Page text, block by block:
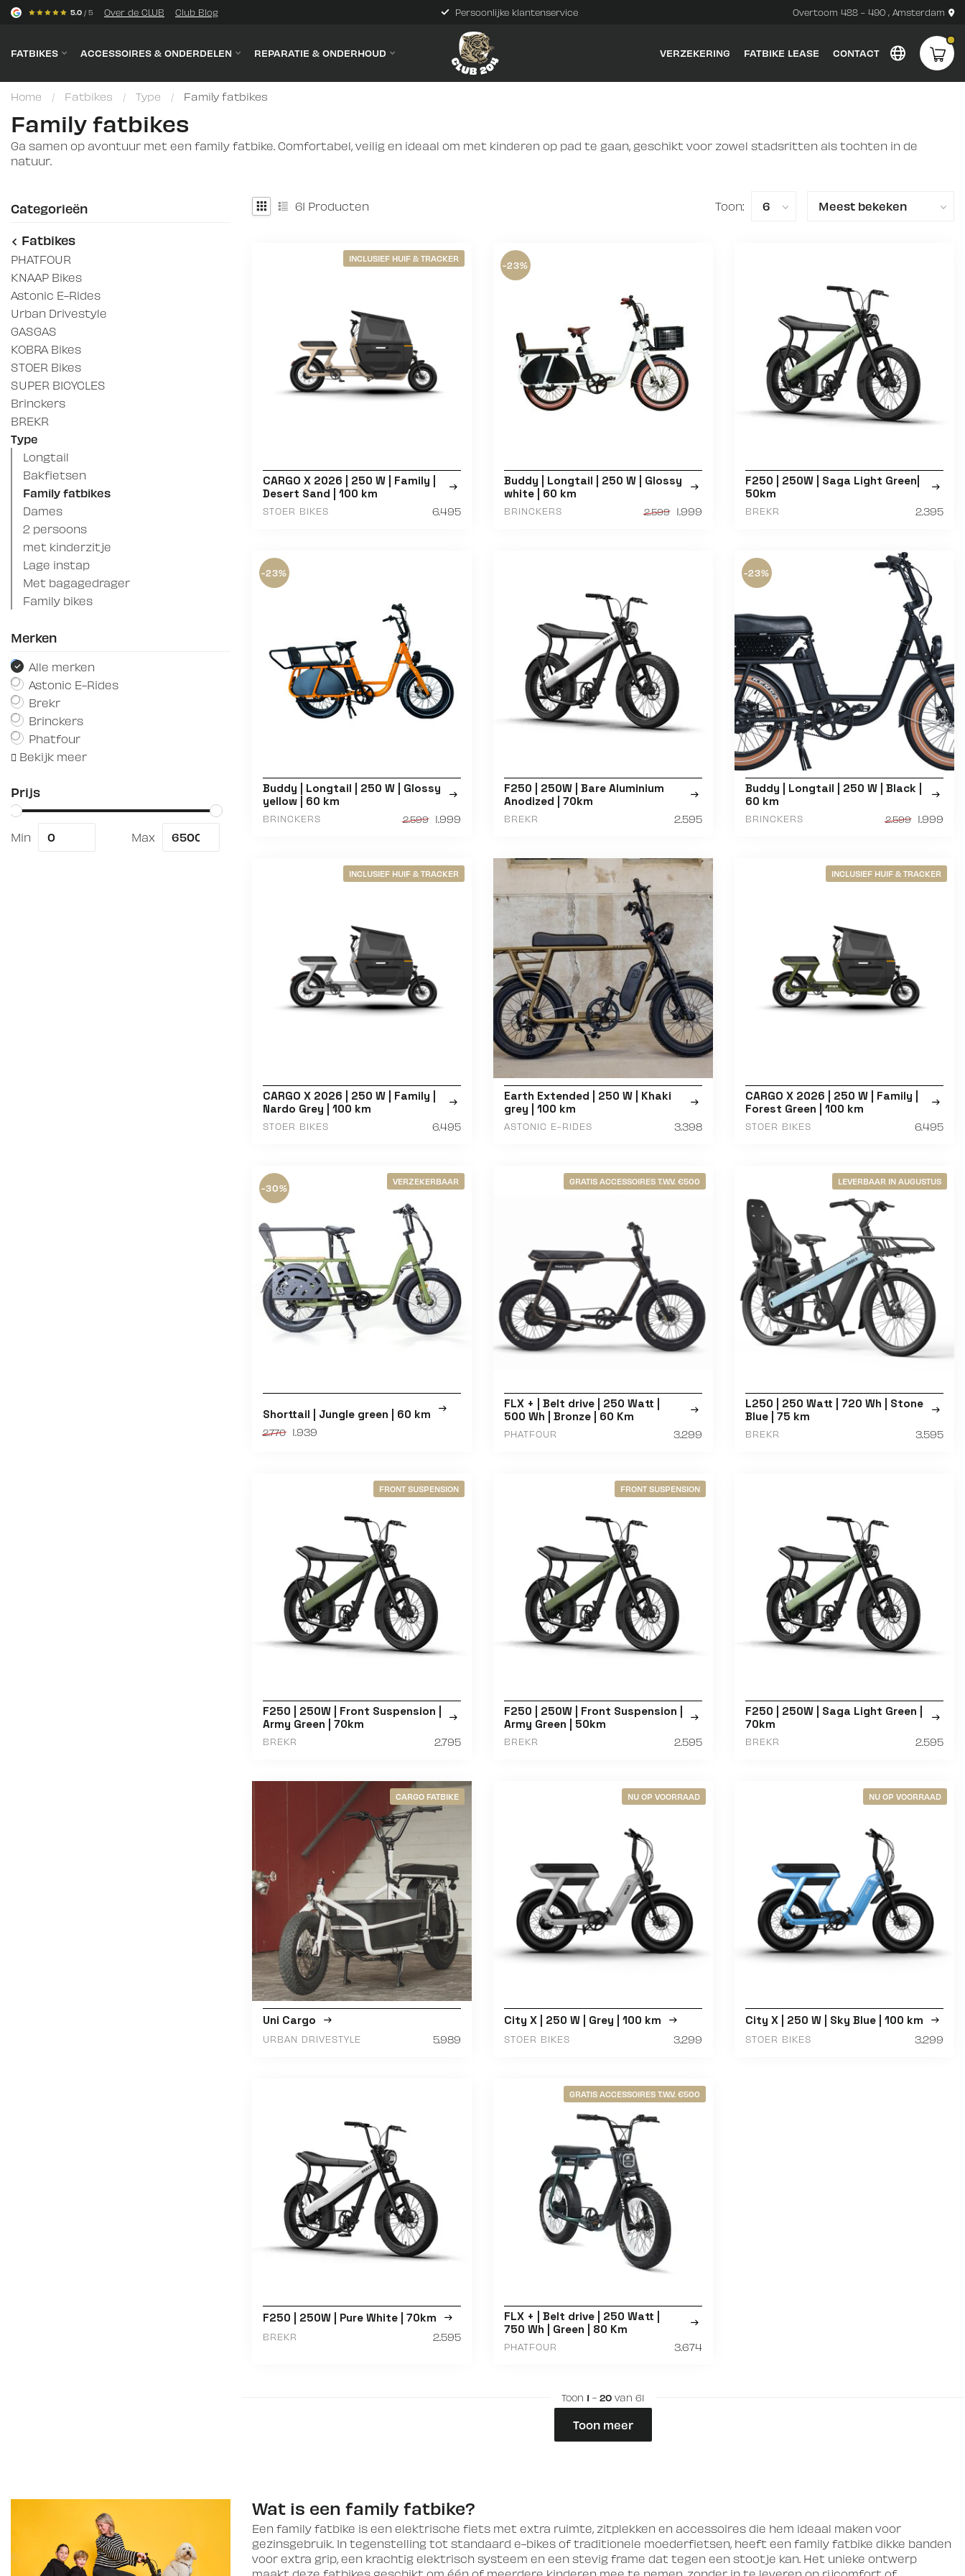
5.0 / 5 Over de CLUB Club Blog Persoonlijke klantenservice Overtoom 488 - 490 , Amsterdam
FATBIKES ACCESSOIRES & ONDERDELEN REPARATIE & ONDERHOUD VERZEKERING FATBIKE LEASE CONTACT
Home / Fatbikes / Type / Family fatbikes
Family fatbikes
Ga samen op avontuur met een family fatbike. Comfortabel, veilig en ideaal om met kinderen op pad te gaan, geschikt voor zowel stadsritten als tochten in de
natuur.
Categorieën
Fatbikes
PHATFOUR
KNAAP Bikes
Astonic E-Rides
Urban Drivestyle
GASGAS
KOBRA Bikes
STOER Bikes
SUPER BICYCLES
Brinckers
BREKR
Type
Longtail
Bakfietsen
Family fatbikes
Dames
2 persoons
met kinderzitje
Lage instap
Met bagagedrager
Family bikes
Merken
Alle merken
Astonic E-Rides
Brekr
Brinckers
Phatfour
Bekijk meer
Prijs
Min Max
61 Producten Toon:
INCLUSIEF HUIF & TRACKER
CARGO X 2026 | 250 W | Family |
Desert Sand | 100 km
STOER BIKES 6.495
-23%
Buddy | Longtail | 250 W | Glossy
white | 60 km
BRINCKERS 2.599 1.999
F250 | 250W | Saga Light Green|
50km
BREKR 2.395
-23%
Buddy | Longtail | 250 W | Glossy
yellow | 60 km
BRINCKERS 2.599 1.999
F250 | 250W | Bare Aluminium
Anodized | 70km
BREKR 2.595
-23%
Buddy | Longtail | 250 W | Black |
60 km
BRINCKERS 2.599 1.999
INCLUSIEF HUIF & TRACKER
CARGO X 2026 | 250 W | Family |
Nardo Grey | 100 km
STOER BIKES 6.495
Earth Extended | 250 W | Khaki
grey | 100 km
ASTONIC E-RIDES 3.398
INCLUSIEF HUIF & TRACKER
CARGO X 2026 | 250 W | Family |
Forest Green | 100 km
STOER BIKES 6.495
VERZEKERBAAR
-30%
Shorttail | Jungle green | 60 km
2.770 1.939
GRATIS ACCESSOIRES T.W.V. €500
FLX + | Belt drive | 250 Watt |
500 Wh | Bronze | 60 Km
PHATFOUR 3.299
LEVERBAAR IN AUGUSTUS
L250 | 250 Watt | 720 Wh | Stone
Blue | 75 km
BREKR 3.595
FRONT SUSPENSION
F250 | 250W | Front Suspension |
Army Green | 70km
BREKR 2.795
FRONT SUSPENSION
F250 | 250W | Front Suspension |
Army Green | 50km
BREKR 2.595
F250 | 250W | Saga Light Green |
70km
BREKR 2.595
CARGO FATBIKE
Uni Cargo
URBAN DRIVESTYLE 5.989
NU OP VOORRAAD
City X | 250 W | Grey | 100 km
STOER BIKES 3.299
NU OP VOORRAAD
City X | 250 W | Sky Blue | 100 km
STOER BIKES 3.299
F250 | 250W | Pure White | 70km
BREKR 2.595
GRATIS ACCESSOIRES T.W.V. €500
FLX + | Belt drive | 250 Watt |
750 Wh | Green | 80 Km
PHATFOUR 3.674
Toon 1 - 20 van 61
Toon meer
Wat is een family fatbike?
Een family fatbike is een elektrische fiets met extra ruimte, zitplekken en accessoires die hem ideaal maken voor
gezinsgebruik. In tegenstelling tot standaard e-bikes of traditionele moederfietsen, heeft een family fatbike dikke banden
voor extra grip, een krachtig elektrisch systeem en een stevig frame dat tegen een stootje kan. Het unieke ontwerp